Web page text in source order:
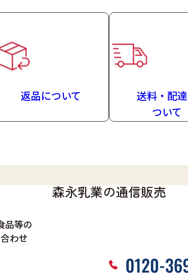
返品について 送料・配達
ついて
森永乳業の通信販売
品等の
わせ